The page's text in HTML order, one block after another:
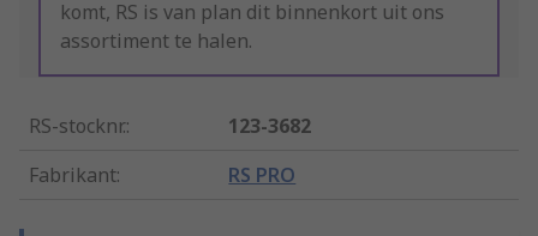
komt, RS is van plan dit binnenkort uit ons
assortiment te halen.
RS-stocknr.:
123-3682
Fabrikant: RS PRO